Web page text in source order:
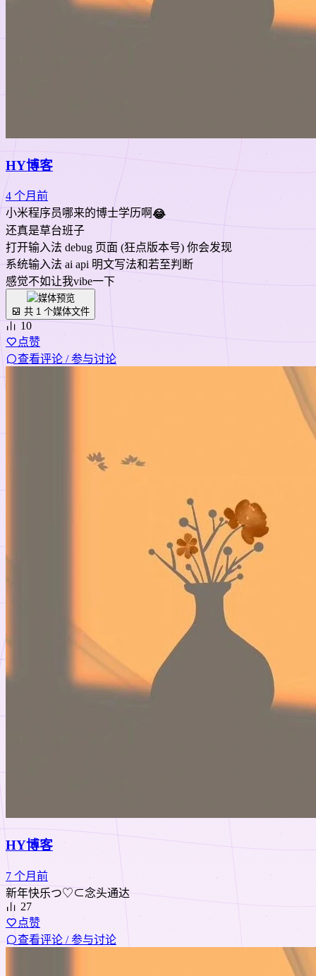
HY博客
4 个月前
小米程序员哪来的博士学历啊😂
还真是草台班子
打开输入法 debug 页面 (狂点版本号) 你会发现
系统输入法 ai api 明文写法和若至判断
感觉不如让我vibe一下
共 1 个媒体文件
10
点赞
查看评论 / 参与讨论
HY博客
7 个月前
新年快乐つ♡⊂念头通达
27
点赞
查看评论 / 参与讨论